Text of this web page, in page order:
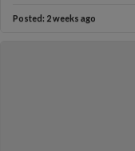
Posted: 2 weeks ago